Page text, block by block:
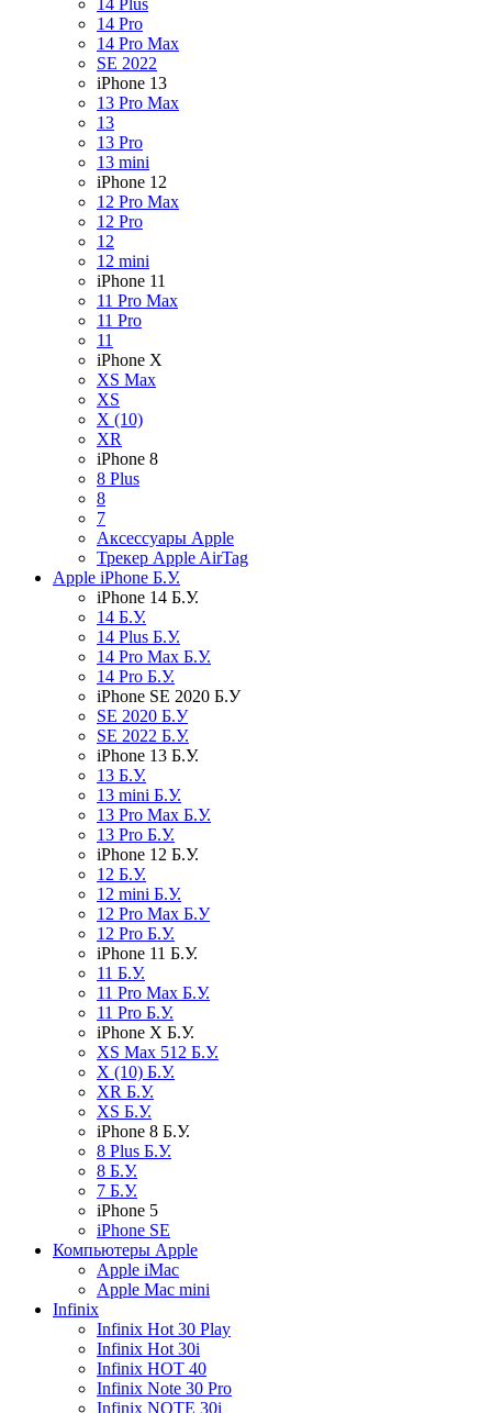
14 Plus
14 Pro
14 Pro Max
SE 2022
iPhone 13
13 Pro Max
13
13 Pro
13 mini
iPhone 12
12 Pro Max
12 Pro
12
12 mini
iPhone 11
11 Pro Max
11 Pro
11
iPhone X
XS Max
XS
X (10)
XR
iPhone 8
8 Plus
8
7
Аксессуары Apple
Трекер Apple AirTag
Apple iPhone Б.У.
iPhone 14 Б.У.
14 Б.У.
14 Plus Б.У.
14 Pro Max Б.У.
14 Pro Б.У.
iPhone SE 2020 Б.У
SE 2020 Б.У
SE 2022 Б.У.
iPhone 13 Б.У.
13 Б.У.
13 mini Б.У.
13 Pro Max Б.У.
13 Pro Б.У.
iPhone 12 Б.У.
12 Б.У.
12 mini Б.У.
12 Pro Max Б.У
12 Pro Б.У.
iPhone 11 Б.У.
11 Б.У.
11 Pro Max Б.У.
11 Pro Б.У.
iPhone X Б.У.
XS Max 512 Б.У.
X (10) Б.У.
XR Б.У.
XS Б.У.
iPhone 8 Б.У.
8 Plus Б.У.
8 Б.У.
7 Б.У.
iPhone 5
iPhone SE
Компьютеры Apple
Apple iMac
Apple Mac mini
Infinix
Infinix Hot 30 Play
Infinix Hot 30i
Infinix HOT 40
Infinix Note 30 Pro
Infinix NOTE 30i